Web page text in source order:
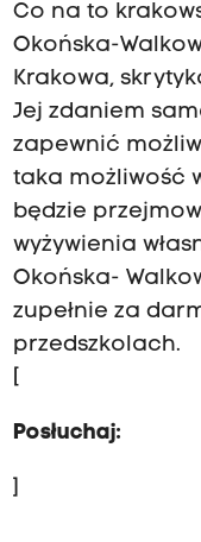
Co na to
Okońska-
Krakowa,
Jej zdaniem
zapewnić
taka możliwość
będzie
wyżywienia
Okońska-
zupełnie za
przedszkolach.
[
Posłuchaj: